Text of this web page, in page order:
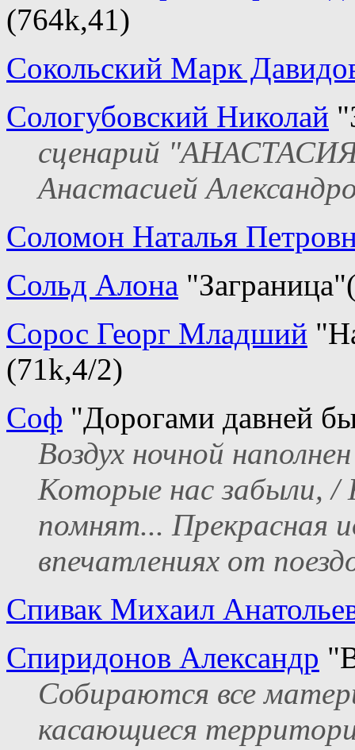
(764k,41)
Сокольский Марк
Сологубовский Николай
сценарий
Анастасией
Соломон Наталья
Сольд Алона
Сорос Георг Младший
(71k,4/2)
Соф "Дорогами давней
Воздух ночной
Которые нас забыли,
помнят... Прекрасная
впечатлениях от
Спивак Михаил
Спиридонов Александр
Собираются все
касающиеся